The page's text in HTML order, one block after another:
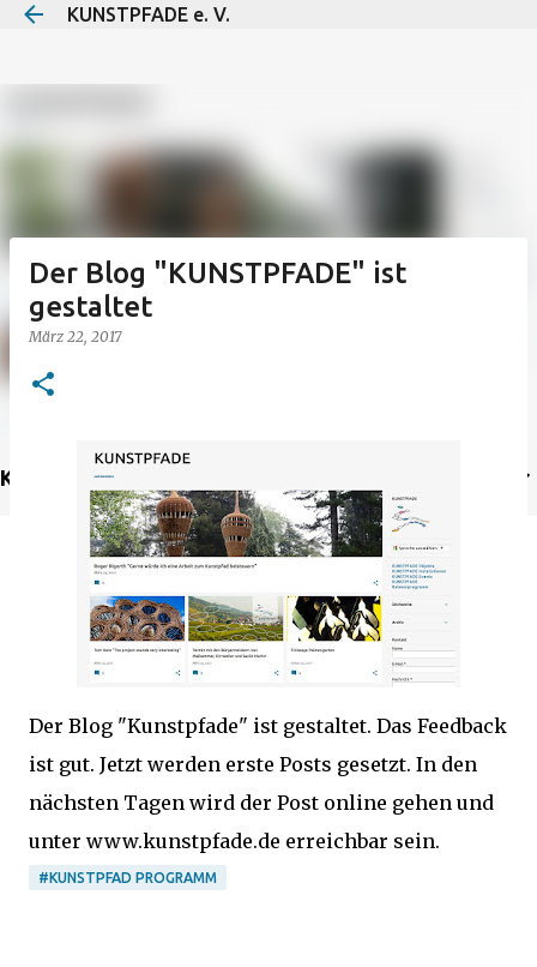
KUNSTPFADE e. V.
KUNSTPFADE NACHRICHTEN
Der Blog "KUNSTPFADE" ist
gestaltet
März 22, 2017
Der Blog "Kunstpfade" ist gestaltet. Das Feedback
ist gut. Jetzt werden erste Posts gesetzt. In den
nächsten Tagen wird der Post online gehen und
unter www.kunstpfade.de erreichbar sein.
#KUNSTPFAD PROGRAMM